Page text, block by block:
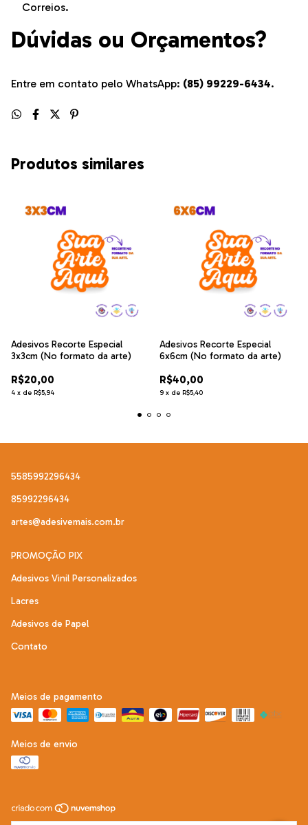
Correios.
Dúvidas ou Orçamentos?
Entre em contato pelo WhatsApp: (85) 99229-6434.
Produtos similares
Adesivos Recorte Especial
3x3cm (No formato da arte)
R$20,00
4 x de R$5,94
Adesivos Recorte Especial
6x6cm (No formato da arte)
R$40,00
9 x de R$5,40
5585992296434
85992296434
artes@adesivemais.com.br
PROMOÇÃO PIX
Adesivos Vinil Personalizados
Lacres
Adesivos de Papel
Contato
Meios de pagamento
Meios de envio